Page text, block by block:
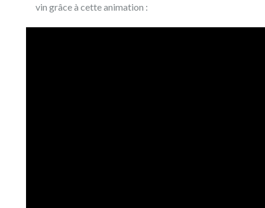
vin grâce à cette animation :